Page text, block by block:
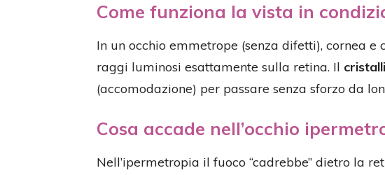
Come funziona la vista in
In un occhio emmetrope (senza difetti), cornea
raggi luminosi esattamente sulla retina. Il
(accomodazione) per passare senza sforzo da
Cosa accade nell’occhio
Nell’ipermetropia il fuoco “cadrebbe” dietro la